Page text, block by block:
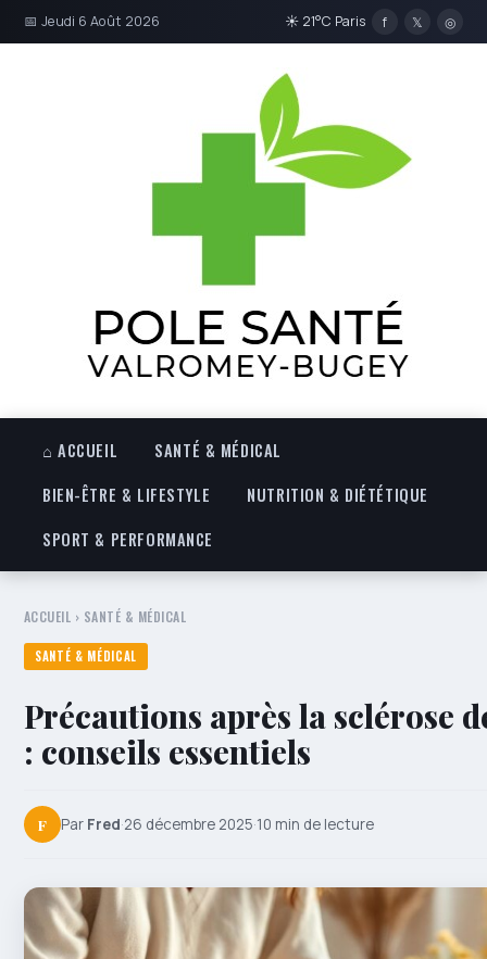
📅 Jeudi 6 Août 2026 ☀ 21°C Paris f 𝕏 ◎
⌂ ACCUEIL
SANTÉ & MÉDICAL
BIEN-ÊTRE & LIFESTYLE
NUTRITION & DIÉTÉTIQUE
SPORT & PERFORMANCE
ACCUEIL › SANTÉ & MÉDICAL
SANTÉ & MÉDICAL
Précautions après la sclérose
: conseils essentiels
F Par Fred·26 décembre 2025·10 min de lecture